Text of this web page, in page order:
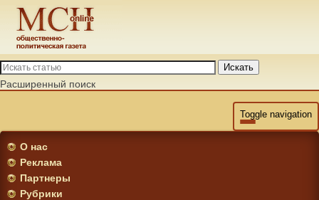
Искать
Расширенный поиск
Toggle navigation
О нас
Реклама
Партнеры
Рубрики